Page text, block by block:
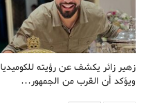
زهير زائر يكشف عن رؤيته للكوميديا
ويؤكد أن القرب من الجمهور…